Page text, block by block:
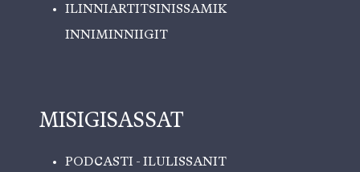
ILINNIARTITSINISSAMIK
INNIMINNIIGIT
MISIGISASSAT
PODCASTI - ILULISSANIT